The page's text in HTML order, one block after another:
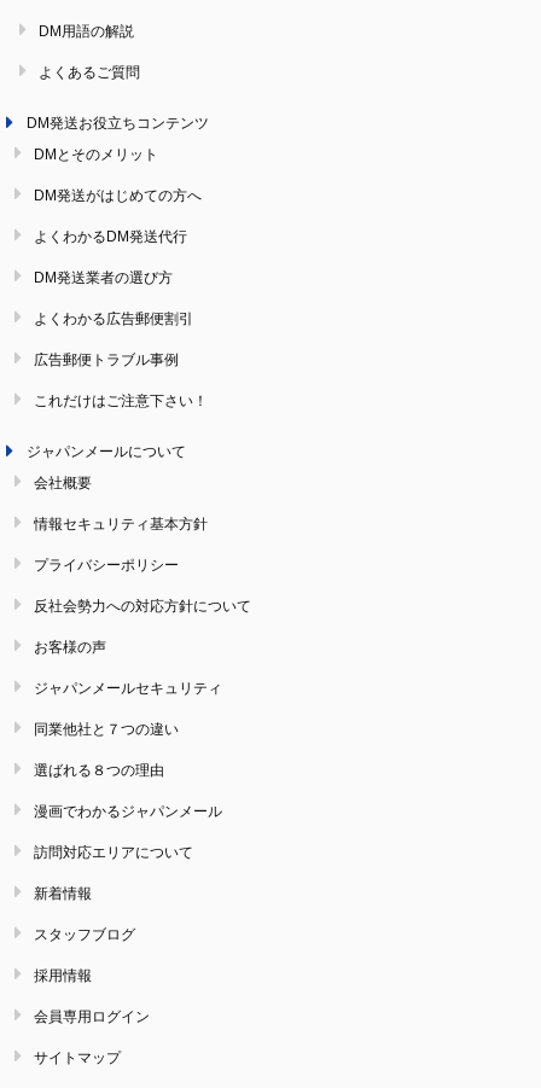
DM用語の解説
よくあるご質問
DM発送お役立ちコンテンツ
DMとそのメリット
DM発送がはじめての方へ
よくわかるDM発送代行
DM発送業者の選び方
よくわかる広告郵便割引
広告郵便トラブル事例
これだけはご注意下さい！
ジャパンメールについて
会社概要
情報セキュリティ基本方針
プライバシーポリシー
反社会勢力への対応方針について
お客様の声
ジャパンメールセキュリティ
同業他社と７つの違い
選ばれる８つの理由
漫画でわかるジャパンメール
訪問対応エリアについて
新着情報
スタッフブログ
採用情報
会員専用ログイン
サイトマップ